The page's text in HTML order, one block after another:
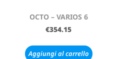
OCTO – VARIOS 6
€354.15
Aggiungi al carrello